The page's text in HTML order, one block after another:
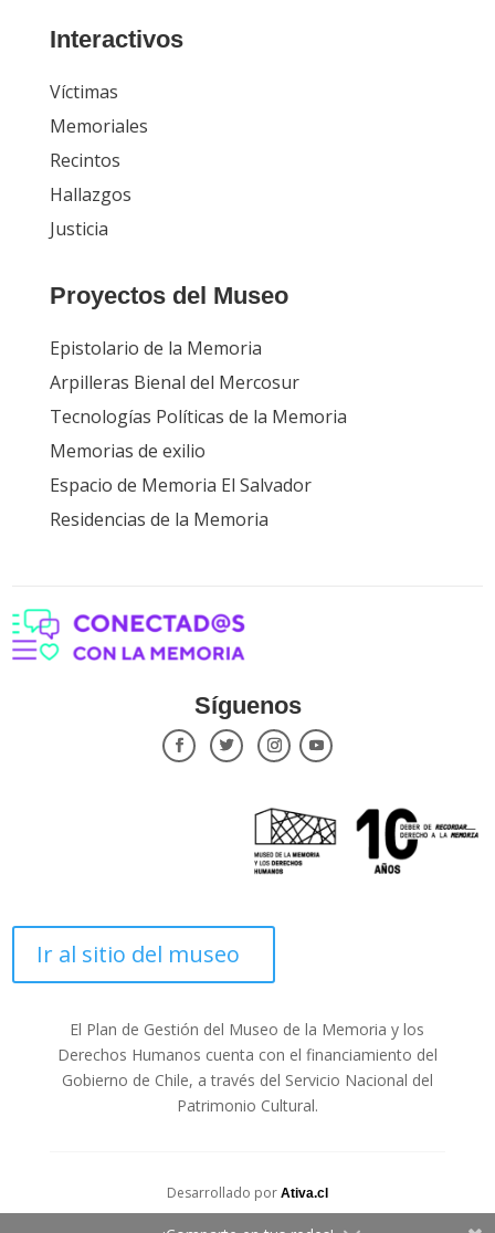
Interactivos
Víctimas
Memoriales
Recintos
Hallazgos
Justicia
Proyectos del Museo
Epistolario de la Memoria
Arpilleras Bienal del Mercosur
Tecnologías Políticas de la Memoria
Memorias de exilio
Espacio de Memoria El Salvador
Residencias de la Memoria
Síguenos
Ir al sitio del museo
El Plan de Gestión del Museo de la Memoria y los
Derechos Humanos cuenta con el financiamiento del
Gobierno de Chile, a través del Servicio Nacional del
Patrimonio Cultural.
Desarrollado por Ativa.cl